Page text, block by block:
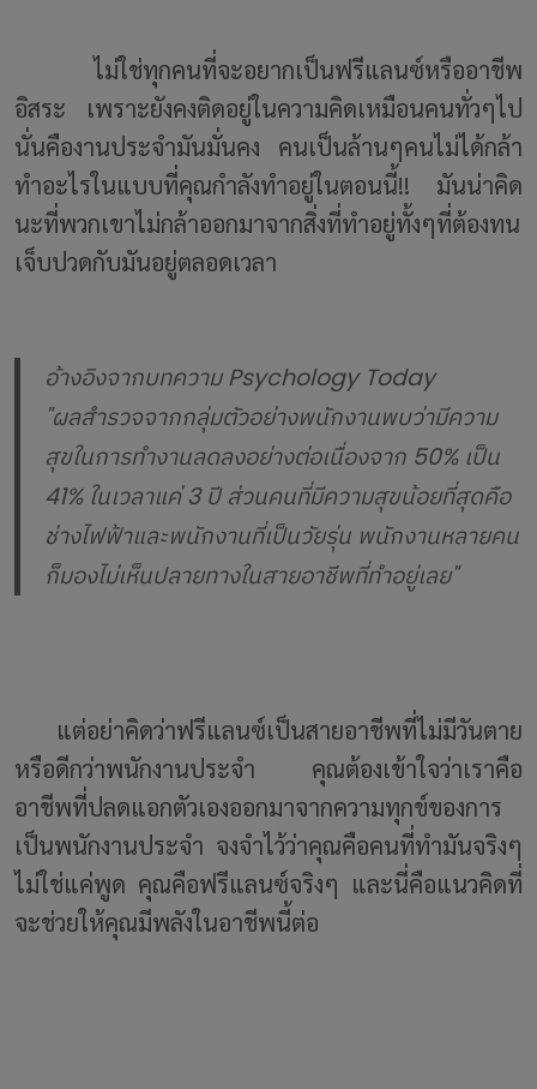
ไม่ใช่ทุกคนที่จะอยากเป็นฟรีแลนซ์หรืออาชีพ
อิสระ เพราะยังคงติดอยู่ในความคิดเหมือนคนทั่วๆไป
นั่นคืองานประจำมันมั่นคง คนเป็นล้านๆคนไม่ได้กล้า
ทำอะไรในแบบที่คุณกำลังทำอยู่ในตอนนี้!! มันน่าคิด
นะที่พวกเขาไม่กล้าออกมาจากสิ่งที่ทำอยู่ทั้งๆที่ต้องทน
เจ็บปวดกับมันอยู่ตลอดเวลา
อ้างอิงจากบทความ Psychology Today
"ผลสำรวจจากกลุ่มตัวอย่างพนักงานพบว่ามีความ
สุขในการทำงานลดลงอย่างต่อเนื่องจาก 50% เป็น
41% ในเวลาแค่ 3 ปี ส่วนคนที่มีความสุขน้อยที่สุดคือ
ช่างไฟฟ้าและพนักงานที่เป็นวัยรุ่น พนักงานหลายคน
ก็มองไม่เห็นปลายทางในสายอาชีพที่ทำอยู่เลย"
แต่อย่าคิดว่าฟรีแลนซ์เป็นสายอาชีพที่ไม่มีวันตาย
หรือดีกว่าพนักงานประจำ คุณต้องเข้าใจว่าเราคือ
อาชีพที่ปลดแอกตัวเองออกมาจากความทุกข์ของการ
เป็นพนักงานประจำ จงจำไว้ว่าคุณคือคนที่ทำมันจริงๆ
ไม่ใช่แค่พูด คุณคือฟรีแลนซ์จริงๆ และนี่คือแนวคิดที่
จะช่วยให้คุณมีพลังในอาชีพนี้ต่อ